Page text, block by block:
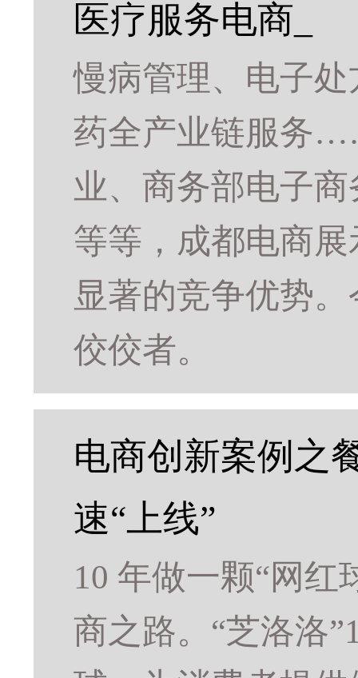
医疗服务电商_
慢病管理、电子
药全产业链服务
业、商务部电子
等等，成都电商
显著的竞争优势
佼佼者。
电商创新案例之
速“上线”
10 年做一颗“网红
商之路。“芝洛洛